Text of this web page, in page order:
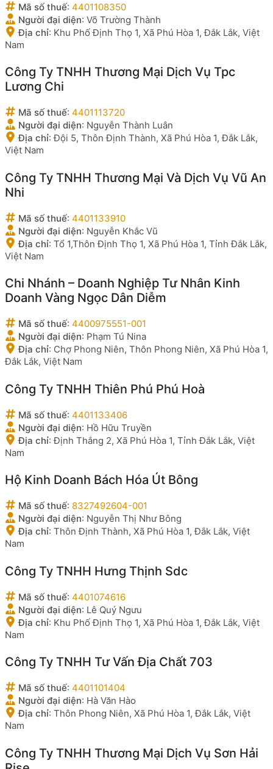
Mã số thuế: 4401108350
Người đại diện: Võ Trường Thành
Địa chỉ: Khu Phố Định Thọ 1, Xã Phú Hòa 1, Đắk Lắk, Việt
Nam
Công Ty TNHH Thương Mại Dịch Vụ Tpc
Lương Chi
Mã số thuế: 4401113720
Người đại diện: Nguyễn Thành Luân
Địa chỉ:Đội 5, Thôn Định Thành, Xã Phú Hòa 1, Đắk Lắk,
Việt Nam
Công Ty TNHH Thương Mại Và Dịch Vụ Vũ An
Nhi
Mã số thuế: 4401133910
Người đại diện: Nguyễn Khắc Vũ
Địa chỉ: Tổ 1,Thôn Định Thọ 1, Xã Phú Hòa 1, Tỉnh Đắk Lắk,
Việt Nam
Chi Nhánh – Doanh Nghiệp Tư Nhân Kinh
Doanh Vàng Ngọc Dân Diễm
Mã số thuế: 4400975551-001
Người đại diện: Phạm Tú Nina
Địa chỉ: Chợ Phong Niên, Thôn Phong Niên, Xã Phú Hòa 1,
Đắk Lắk, Việt Nam
Công Ty TNHH Thiên Phú Phú Hoà
Mã số thuế: 4401133406
Người đại diện: Hồ Hữu Truyền
Địa chỉ:Định Thắng 2, Xã Phú Hòa 1, Tỉnh Đắk Lắk, Việt
Nam
Hộ Kinh Doanh Bách Hóa Út Bông
Mã số thuế: 8327492604-001
Người đại diện: Nguyễn Thị Như Bông
Địa chỉ: Thôn Định Thành, Xã Phú Hòa 1, Đắk Lắk, Việt
Nam
Công Ty TNHH Hưng Thịnh Sdc
Mã số thuế: 4401074616
Người đại diện: Lê Quý Ngưu
Địa chỉ: Khu Phố Định Thọ 1, Xã Phú Hòa 1, Đắk Lắk, Việt
Nam
Công Ty TNHH Tư Vấn Địa Chất 703
Mã số thuế: 4401101404
Người đại diện: Hà Văn Hào
Địa chỉ: Thôn Phong Niên, Xã Phú Hòa 1, Đắk Lắk, Việt
Nam
Công Ty TNHH Thương Mại Dịch Vụ Sơn Hải